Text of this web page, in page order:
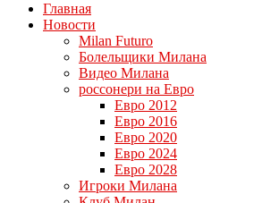
Главная
Новости
Milan Futuro
Болельщики Милана
Видео Милана
россонери на Евро
Евро 2012
Евро 2016
Евро 2020
Евро 2024
Евро 2028
Игроки Милана